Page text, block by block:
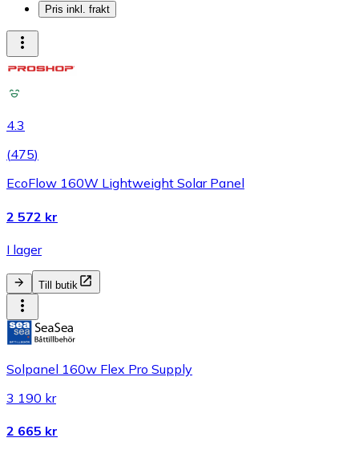
Pris inkl. frakt
4.3
(475)
EcoFlow 160W Lightweight Solar Panel
2 572 kr
I lager
Till butik
Solpanel 160w Flex Pro Supply
3 190 kr
2 665 kr